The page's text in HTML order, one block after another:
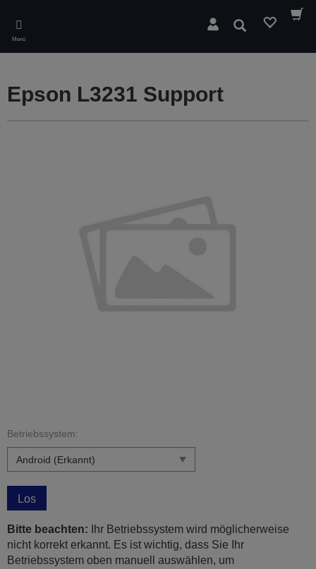
main
content
Menü
Suchen
Epson L3231 Support
Betriebssystem:
Los
Bitte beachten: Ihr Betriebssystem wird möglicherweise
nicht korrekt erkannt. Es ist wichtig, dass Sie Ihr
Betriebssystem oben manuell auswählen, um